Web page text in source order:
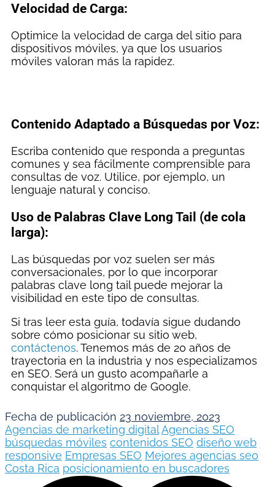
Velocidad de Carga:
Optimice la velocidad de carga del sitio para
dispositivos móviles, ya que los usuarios
móviles valoran más la rapidez.
Contenido Adaptado a Búsquedas por Voz:
Escriba contenido que responda a preguntas
comunes y sea fácilmente comprensible para
consultas de voz. Utilice, por ejemplo, un
lenguaje natural y conciso.
Uso de Palabras Clave Long Tail (de cola
larga):
Las búsquedas por voz suelen ser más
conversacionales, por lo que incorporar
palabras clave long tail puede mejorar la
visibilidad en este tipo de consultas.
Si tras leer esta guía, todavía sigue dudando
sobre cómo posicionar su sitio web,
contáctenos. Tenemos más de 20 años de
trayectoria en la industria y nos especializamos
en SEO. Será un gusto acompañarle a
conquistar el algoritmo de Google.
Fecha de publicación 23 noviembre, 2023
Agencias de marketing digitalAgencias SEO
búsquedas móviles contenidos SEO diseño web
responsive Empresas SEO Mejores agencias seo
Costa Rica posicionamiento en buscadores